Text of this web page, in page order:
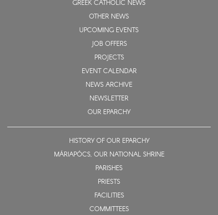
GREEK CATHOLIC NEWS
OTHER NEWS
UPCOMING EVENTS
JOB OFFERS
PROJECTS
EVENT CALENDAR
NEWS ARCHIVE
NEWSLETTER
OUR EPARCHY
HISTORY OF OUR EPARCHY
MÁRIAPÓCS, OUR NATIONAL SHRINE
PARISHES
PRIESTS
FACILITIES
COMMITTEES